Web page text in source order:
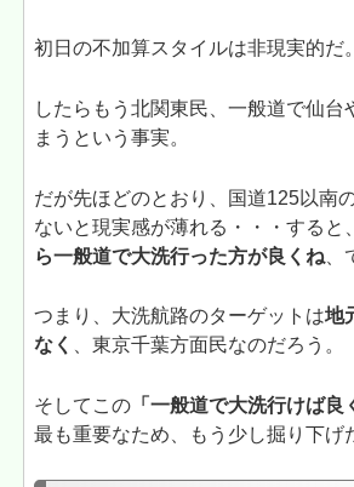
初日の不加算スタイルは非現実的だ。
したらもう北関東民、一般道で仙台
まうという事実。
だが先ほどのとおり、国道125以南
ないと現実感が薄れる・・・すると
ら一般道で大洗行った方が良くね
つまり、大洗航路のターゲットは地
なく
、東京千葉方面民なのだろう。
そしてこの 「一般道で大洗行けば良
最も重要なため、もう少し掘り下げ